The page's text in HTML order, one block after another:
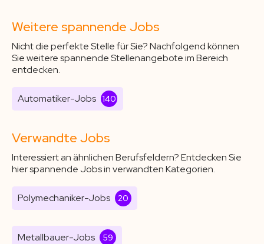
Weitere spannende Jobs
Nicht die perfekte Stelle für Sie? Nachfolgend können
Sie weitere spannende Stellenangebote im Bereich
entdecken.
Automatiker-Jobs 140
Verwandte Jobs
Interessiert an ähnlichen Berufsfeldern? Entdecken Sie
hier spannende Jobs in verwandten Kategorien.
Polymechaniker-Jobs 20
Metallbauer-Jobs 59